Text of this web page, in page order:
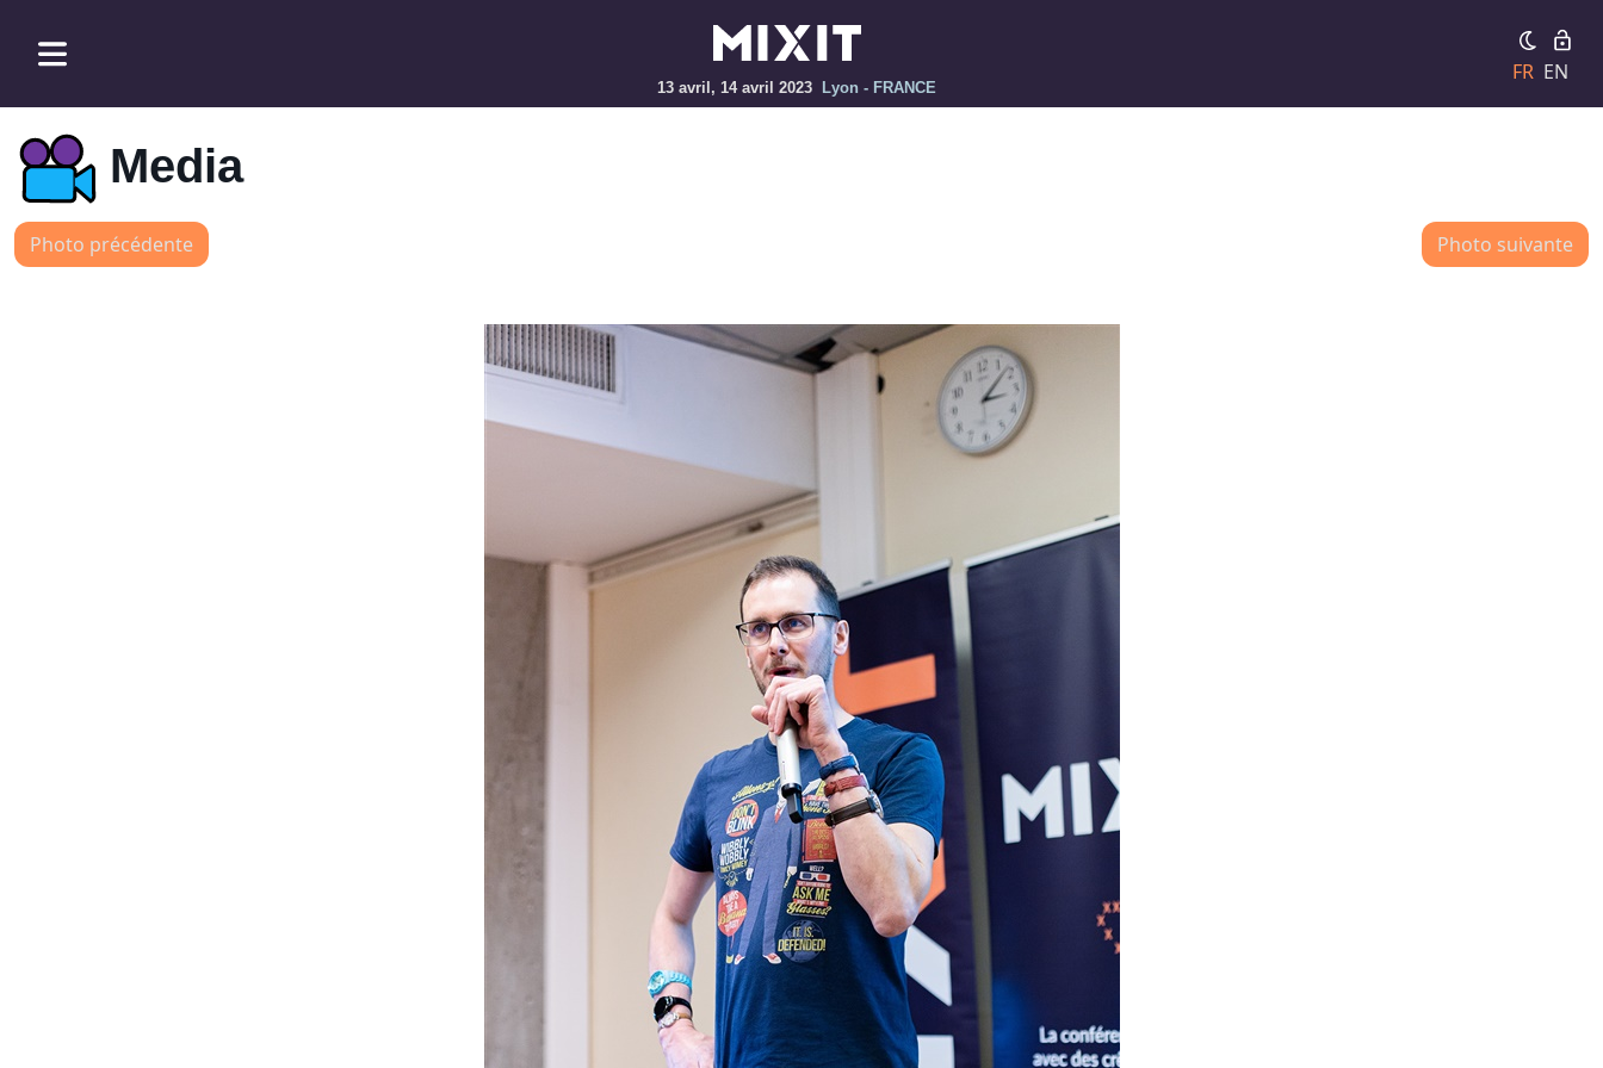
13 avril, 14 avril 2023 Lyon - FRANCE
FR EN
Media
Photo précédente Photo suivante